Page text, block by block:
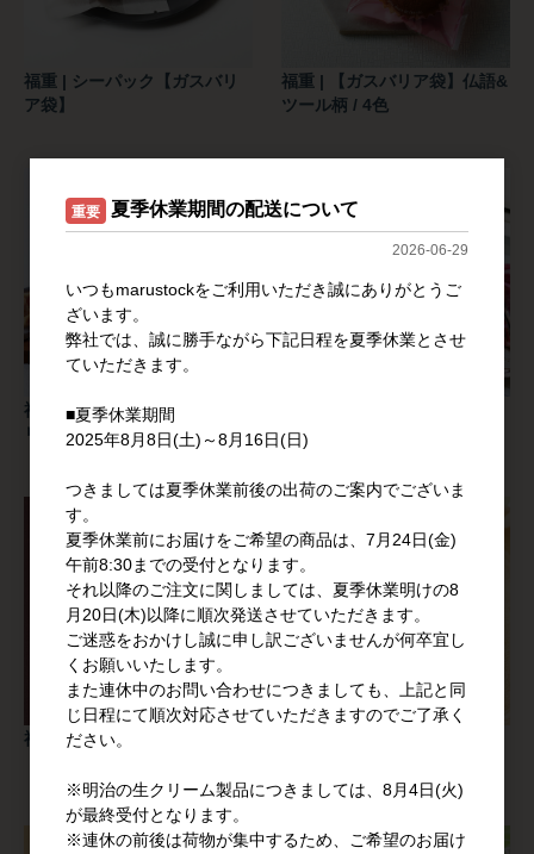
福重 | シーパック【ガスバリ
ア袋】
福重 | 【ガスバリア袋】仏語&
ツール柄 / 4色
福重 | 日本赤十字社【ガスバ
リア袋】
福重 | フィナンシェ袋 仏語柄
重要 夏季休業期間の配送について
2026-06-29
いつもmarustockをご利用いただき誠にありがとうご
ざいます。
弊社では、誠に勝手ながら下記日程を夏季休業とさせ
ていただきます。
■夏季休業期間
2025年8月8日(土)～8月16日(日)
つきましては夏季休業前後の出荷のご案内でございま
す。
夏季休業前にお届けをご希望の商品は、7月24日(金)
午前8:30までの受付となります。
それ以降のご注文に関しましては、夏季休業明けの8
月20日(木)以降に順次発送させていただきます。
ご迷惑をおかけし誠に申し訳ございませんが何卒宜し
くお願いいたします。
また連休中のお問い合わせにつきましても、上記と同
じ日程にて順次対応させていただきますのでご了承く
ださい。
※明治の生クリーム製品につきましては、8月4日(火)
が最終受付となります。
※連休の前後は荷物が集中するため、ご希望のお届け